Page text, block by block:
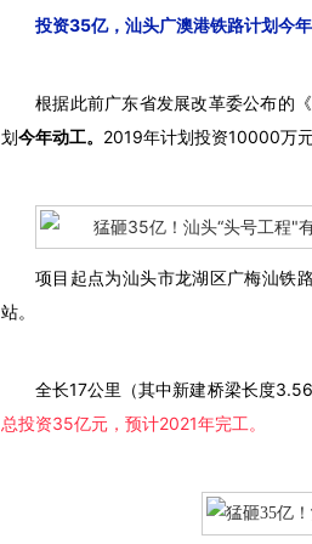
投资35亿， 汕头广澳港铁路计划今
根据此前广东省发展改革委公布的
划今年动工。 2019年计划投资10000万
项目起点为汕头市龙湖区广梅汕铁
站。
全长17公里（其中新建桥梁长度
总投资35亿元，预计2021年完工。